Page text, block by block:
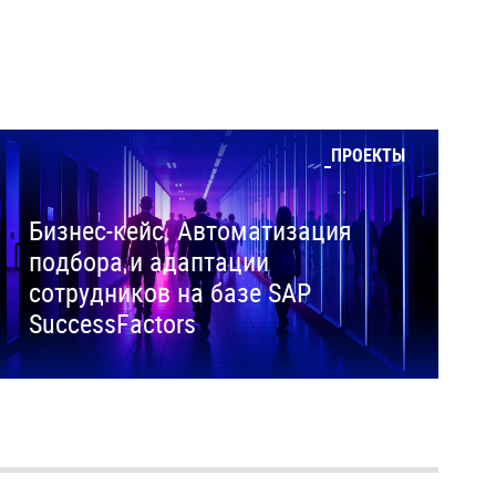
ПРОЕКТЫ
Бизнес-кейс. Автоматизация
подбора и адаптации
сотрудников на базе SAP
SuccessFactors